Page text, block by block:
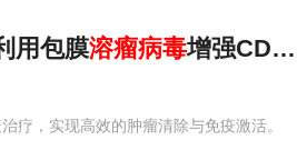
用包膜溶瘤病毒增强
疗，实现高效的肿瘤清除与免疫激活。